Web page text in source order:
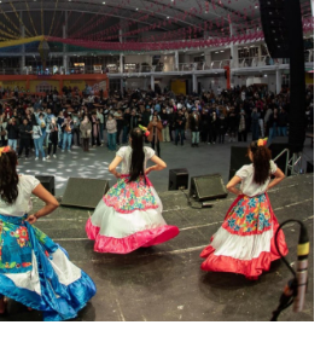
o setor de serviços também retrata o
Santa Catarina. Conforme os dados, o
ligada ao turismo cresceu 7% em janeiro
período do ano passado. O percentual
nacional, que ficou em 3,5% no mesmo
de 2025 e dezembro de 2024, com ajuste
de Santa Catarina teve o melhor
no estado ficou em 1,7%, contra média
Os dados reforçam a boa temporada de
turistas para Santa Catarina.